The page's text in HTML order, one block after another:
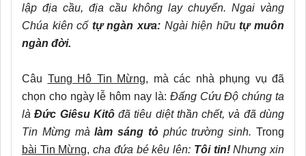
lập địa cầu, địa cầu không lay chuyển. Ngai vàng
Chúa kiên cố tự ngàn xưa: Ngài hiện hữutự muôn
ngàn đời.
Câu Tung Hô Tin Mừng, mà các nhà phụng vụ đã
chọn cho ngày lễ hôm nay là: Đấng Cứu Độ chúng ta
làĐức Giêsu Kitôđã tiêu diệt thần chết, và đã dùng
Tin Mừng màlàm sáng tỏphúc trường sinh.Trong
bài Tin Mừng,cha đứa bé kêu lên: Tôi tin!Nhưng xin